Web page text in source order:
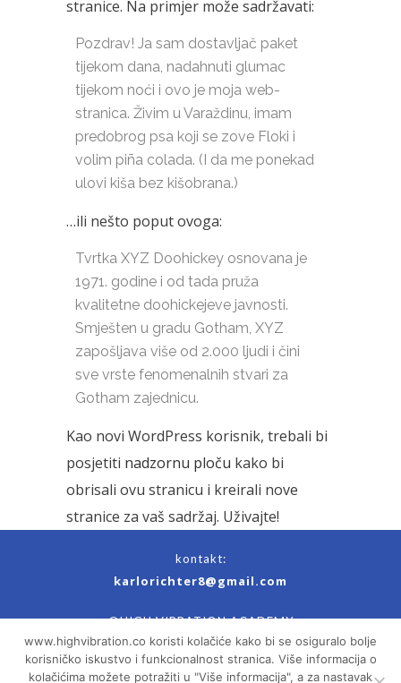
stranice. Na primjer može sadržavati:
Pozdrav! Ja sam dostavljač paket
tijekom dana, nadahnuti glumac
tijekom noći i ovo je moja web-
stranica. Živim u Varaždinu, imam
predobrog psa koji se zove Floki i
volim piña colada. (I da me ponekad
ulovi kiša bez kišobrana.)
…ili nešto poput ovoga:
Tvrtka XYZ Doohickey osnovana je
1971. godine i od tada pruža
kvalitetne doohickejeve javnosti.
Smješten u gradu Gotham, XYZ
zapošljava više od 2.000 ljudi i čini
sve vrste fenomenalnih stvari za
Gotham zajednicu.
Kao novi WordPress korisnik, trebali bi
posjetiti nadzornu ploču kako bi
obrisali ovu stranicu i kreirali nove
stranice za vaš sadržaj. Uživajte!
kontakt:
karlorichter8@gmail.com
©HIGH VIBRATION ACADEMY
IZJAVA O PRIVATNOSTI| UVJETI KORIŠTENJA
www.highvibration.co koristi kolačiće kako bi se osiguralo bolje
korisničko iskustvo i funkcionalnost stranica. Više informacija o
kolačićima možete potražiti u "Više informacija", a za nastavak